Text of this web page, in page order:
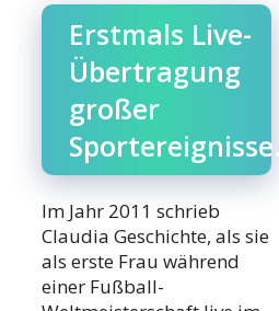
Erstmals Live-
Übertragung
großer
Sportereignisse.
Im Jahr 2011 schrieb
Claudia Geschichte, als sie
als erste Frau während
einer Fußball-